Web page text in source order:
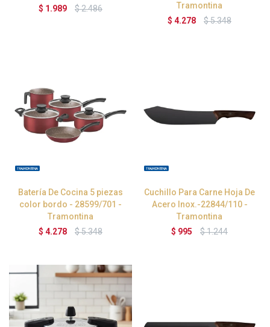
$ 1.989 $2.486
Tramontina
$ 4.278 $5.348
Batería De Cocina 5 piezas
color bordo - 28599/701 -
Tramontina
$ 4.278 $5.348
Cuchillo Para Carne Hoja De
Acero Inox.-22844/110 -
Tramontina
$ 995 $1.244